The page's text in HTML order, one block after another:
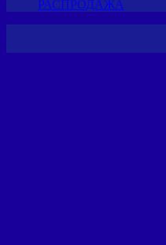
РАСПРОДАЖА